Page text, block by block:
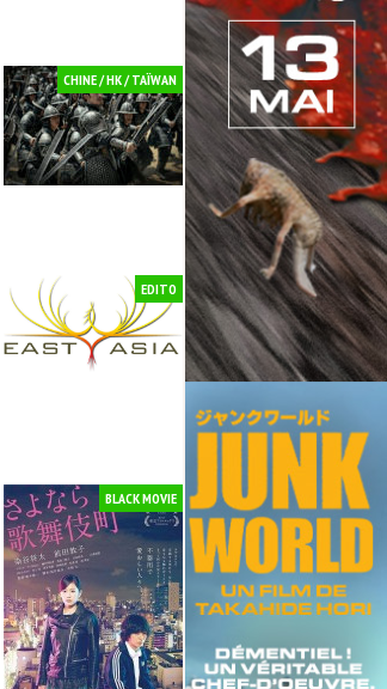
CHINE / HK / TAÏWAN
EDITO
BLACK MOVIE